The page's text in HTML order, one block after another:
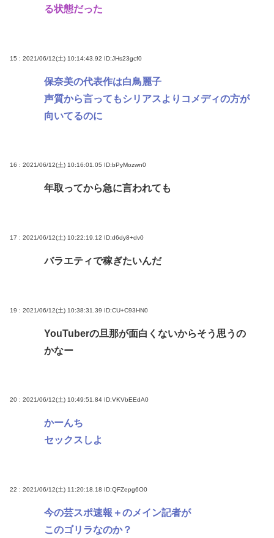
る状態だった
15 : 2021/06/12(土) 10:14:43.92 ID:JHs23gcf0
保奈美の代表作は白鳥麗子
声質から言ってもシリアスよりコメディの方が
向いてるのに
16 : 2021/06/12(土) 10:16:01.05 ID:bPyMozwn0
年取ってから急に言われても
17 : 2021/06/12(土) 10:22:19.12 ID:d6dy8+dv0
バラエティで稼ぎたいんだ
19 : 2021/06/12(土) 10:38:31.39 ID:CU+C93HN0
YouTuberの旦那が面白くないからそう思うの
かなー
20 : 2021/06/12(土) 10:49:51.84 ID:VKVbEEdA0
かーんち
セックスしよ
22 : 2021/06/12(土) 11:20:18.18 ID:QFZepg6O0
今の芸スポ速報＋のメイン記者が
このゴリラなのか？